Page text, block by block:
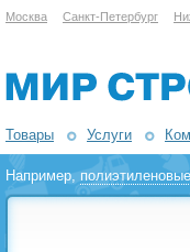
Москва Санкт-Петербург
Товары Услуги
Например,